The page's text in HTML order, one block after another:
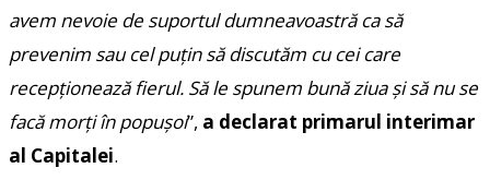
avem nevoie de suportul dumneavoastră ca să
prevenim sau cel puțin să discutăm cu cei care
recepționează fierul. Să le spunem bună ziua și să nu se
facă morți în popușoi”, a declarat primarul interimar
al Capitalei.